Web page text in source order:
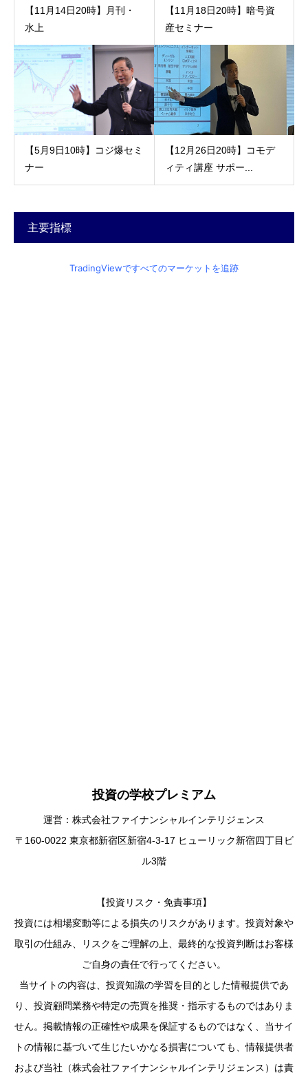
【11月14日20時】月刊・
水上
【11月18日20時】暗号資
産セミナー
【5月9日10時】コジ爆セミ
ナー
【12月26日20時】コモデ
ィティ講座 サポー...
主要指標
TradingViewですべてのマーケットを追跡
投資の学校プレミアム
運営：株式会社ファイナンシャルインテリジェンス
〒160-0022 東京都新宿区新宿4-3-17 ヒューリック新宿四丁目ビ
ル3階
【投資リスク・免責事項】
投資には相場変動等による損失のリスクがあります。投資対象や
取引の仕組み、リスクをご理解の上、最終的な投資判断はお客様
ご自身の責任で行ってください。
当サイトの内容は、投資知識の学習を目的とした情報提供であ
り、投資顧問業務や特定の売買を推奨・指示するものではありま
せん。掲載情報の正確性や成果を保証するものではなく、当サイ
トの情報に基づいて生じたいかなる損害についても、情報提供者
および当社（株式会社ファイナンシャルインテリジェンス）は責